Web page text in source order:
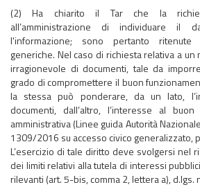
(2) Ha chiarito il Tar che la
all’amministrazione di individuare il
l'informazione; sono pertanto ritenute
generiche. Nel caso di richiesta relativa a
irragionevole di documenti, tale da
grado di compromettere il buon
la stessa può ponderare, da un lato,
documenti, dall’altro, l’interesse al buon
amministrativa (Linee guida Autorità
1309/2016 su accesso civico generalizzato,
L’esercizio di tale diritto deve svolgersi nel
dei limiti relativi alla tutela di interessi
rilevanti (art. 5-bis, comma 2, lettera a), d.lgs.